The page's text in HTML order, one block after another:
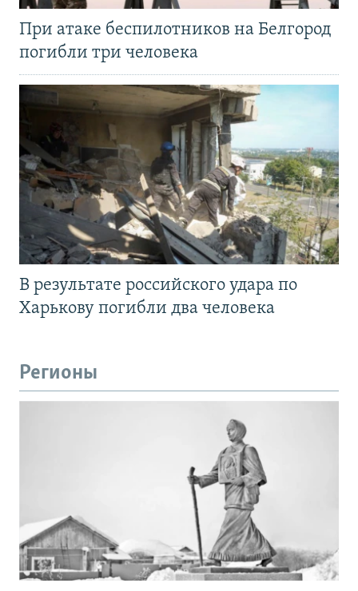
При атаке беспилотников на Белгород
погибли три человека
В результате российского удара по
Харькову погибли два человека
Регионы